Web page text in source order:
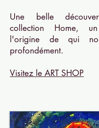
Une belle
collection Home,
l'origine de qui
profondément.
Visitez le ART SHOP